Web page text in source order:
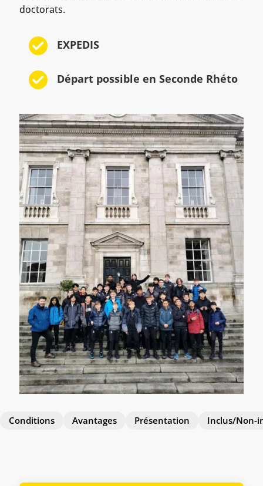
doctorats.
EXPEDIS
Départ possible en Seconde Rhéto
Conditions Avantages Présentation Inclus/Non-